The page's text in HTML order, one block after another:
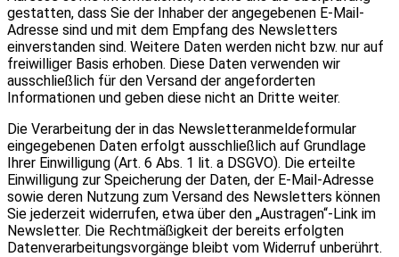
gestatten, dass Sie der Inhaber der angegebenen E-Mail-
Adresse sind und mit dem Empfang des Newsletters
einverstanden sind. Weitere Daten werden nicht bzw. nur auf
freiwilliger Basis erhoben. Diese Daten verwenden wir
ausschließlich für den Versand der angeforderten
Informationen und geben diese nicht an Dritte weiter.
Die Verarbeitung der in das Newsletteranmeldeformular
eingegebenen Daten erfolgt ausschließlich auf Grundlage
Ihrer Einwilligung (Art. 6 Abs. 1 lit. a DSGVO). Die erteilte
Einwilligung zur Speicherung der Daten, der E-Mail-Adresse
sowie deren Nutzung zum Versand des Newsletters können
Sie jederzeit widerrufen, etwa über den „Austragen“-Link im
Newsletter. Die Rechtmäßigkeit der bereits erfolgten
Datenverarbeitungsvorgänge bleibt vom Widerruf unberührt.